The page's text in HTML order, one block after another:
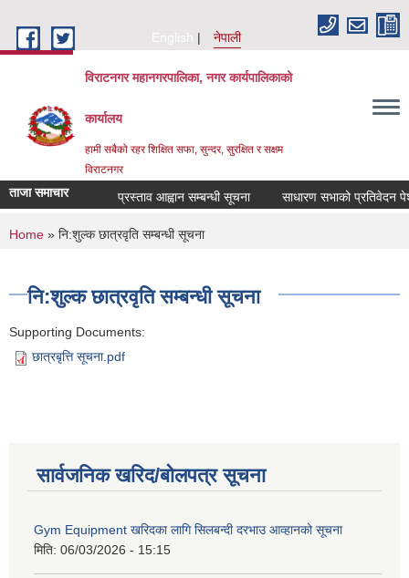
English
नेपाली
विराटनगर महानगरपालिका, नगर कार्यपालिकाको
कार्यालय
हामी सबैको रहर शिक्षित सफा, सुन्दर, सुरक्षित र सक्षम
विराटनगर
ताजा समाचार प्रस्ताव आह्वान सम्बन्धी सूचना साधारण सभाको प्रतिवेदन
You are here
Home » नि:शुल्क छात्रवृति सम्बन्धी सूचना
नि:शुल्क छात्रवृति सम्बन्धी सूचना
Supporting Documents:
छात्रबृत्ति सूचना.pdf
सार्वजनिक खरिद/बोलपत्र सूचना
Gym Equipment खरिदका लागि सिलबन्दी दरभाउ आव्हानको सूचना
मिति: 06/03/2026 - 15:15